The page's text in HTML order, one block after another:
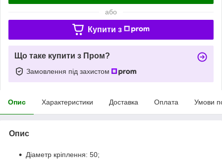
або
Купити з
Що таке купити з Пром?
Замовлення під захистом
Опис Характеристики Доставка Оплата Умови
Опис
Діаметр кріплення: 50;